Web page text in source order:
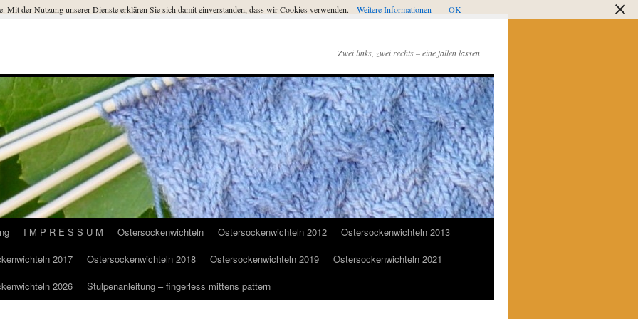
Zwei links, zwei rechts – eine fallen lassen
I M P R E S S U M Ostersockenwichteln Ostersockenwichteln 2012
Ostersockenwichteln 2013
2017 Ostersockenwichteln 2018 Ostersockenwichteln 2019
Ostersockenwichteln 2021
2026 Stulpenanleitung – fingerless mittens pattern
Mit der Nutzung unserer Dienste erklären Sie sich damit einverstanden, dass wir Cookies verwenden. Weitere Informationen OK